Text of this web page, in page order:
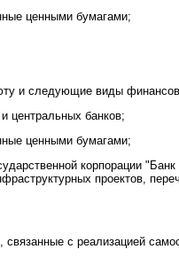
ценными бумагами;
и следующие виды
центральных банков;
ценными бумагами;
корпорации
проектов,
с реализацией